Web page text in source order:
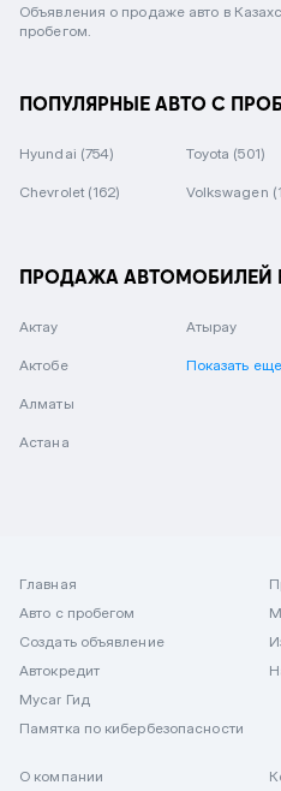
Объявления о продаже авто в
пробегом.
ПОПУЛЯРНЫЕ АВТО С
Hyundai (754) Toyota (501)
Chevrolet (162) Volkswagen
ПРОДАЖА АВТОМОБИЛЕЙ
Актау
Актобе
Алматы
Астана
Атырау
Показать еще
Главная
Авто с пробегом
Создать объявление
Автокредит
Mycar Гид
Памятка по кибербезопасности
О компании